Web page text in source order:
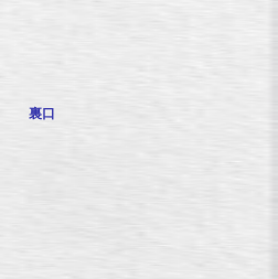
裏口